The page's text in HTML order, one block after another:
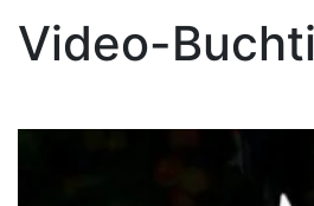
Video-